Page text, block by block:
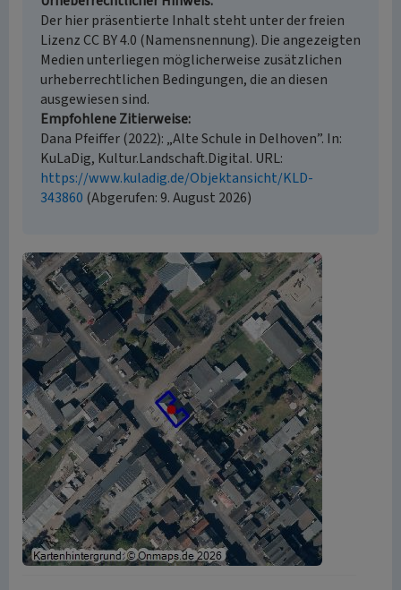
Der hier präsentierte Inhalt steht unter der freien
Lizenz CC BY 4.0 (Namensnennung). Die angezeigten
Medien unterliegen möglicherweise zusätzlichen
urheberrechtlichen Bedingungen, die an diesen
ausgewiesen sind.
Empfohlene Zitierweise
Dana Pfeiffer (2022): „Alte Schule in Delhoven”. In:
KuLaDig, Kultur.Landschaft.Digital. URL:
https://www.kuladig.de/Objektansicht/KLD-
343860 (Abgerufen: 9. August 2026)